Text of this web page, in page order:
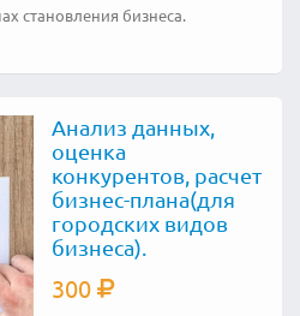
становления бизнеса.
Анализ данных,
оценка
конкурентов, расчет
бизнес-плана(для
городских видов
бизнеса).
300